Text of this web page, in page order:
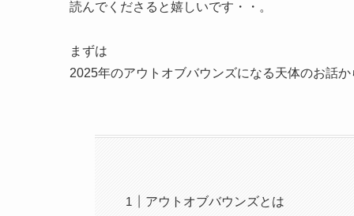
読んでくださると嬉しいです・・。
まずは
2025年のアウトオブバウンズになる天体のお話か
アウトオブバウンズとは